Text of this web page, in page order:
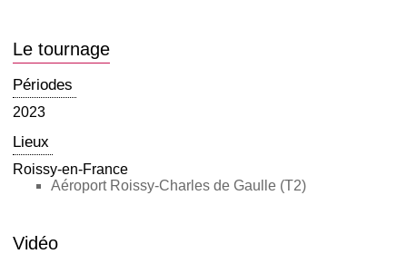
Le tournage
Périodes
2023
Lieux
Roissy-en-France
Aéroport Roissy-Charles de Gaulle (T2)
Vidéo